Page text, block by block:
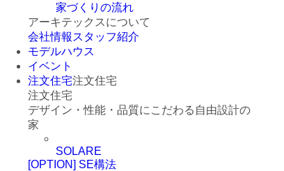
家づくりの流れ
アーキテックスについて
会社情報 スタッフ紹介
モデルハウス
イベント
注文住宅注文住宅
注文住宅
デザイン・性能・品質にこだわる自由設計の
家
SOLARE
[OPTION] SE構法